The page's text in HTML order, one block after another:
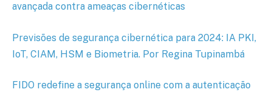
avançada contra ameaças cibernéticas
Previsões de segurança cibernética para 2024: IA PKI,
IoT, CIAM, HSM e Biometria. Por Regina Tupinambá
FIDO redefine a segurança online com a autenticação